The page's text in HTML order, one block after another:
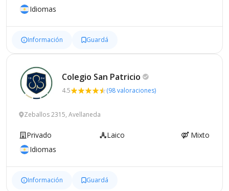
Idiomas
Información Guardá
Colegio San Patricio
4.5 (98 valoraciones)
Zeballos 2315, Avellaneda
Privado Laico
Mixto
Idiomas
Información Guardá